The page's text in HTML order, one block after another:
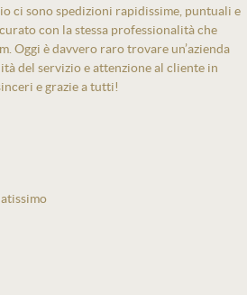
ci sono spedizioni rapidissime, puntuali e
con la stessa professionalità che
Oggi è davvero raro trovare un’azienda
del servizio e attenzione al cliente in
e grazie a tutti!